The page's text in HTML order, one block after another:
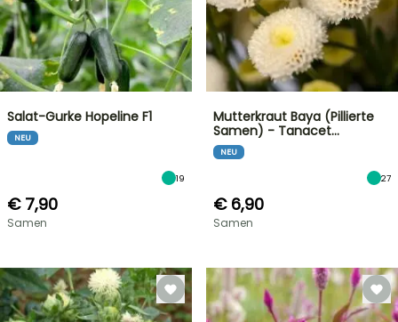
Salat-Gurke Hopeline F1
NEU
19
€ 7,90
Samen
Mutterkraut Baya (Pillierte
Samen) - Tanacet…
NEU
27
€ 6,90
Samen